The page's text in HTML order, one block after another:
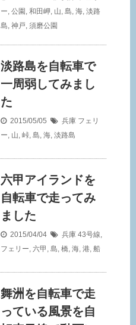
ー, 公園 , 和田岬, 山, 島, 海, 淡路
島, 神戸, 須磨公園
淡路島を自転車で
一周弱してみまし
た
2015/05/05 兵庫 フェリ
ー, 山, 峠, 島, 海, 淡路島
六甲アイランドを
自転車で走ってみ
ました
2015/04/04 兵庫 43号線,
フェリー, 六甲 , 島, 橋, 海, 港, 船
舞洲を自転車で走
っている風景を自